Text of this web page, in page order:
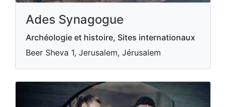
Ades Synagogue
Archéologie et histoire, Sites internationaux
Beer Sheva 1, Jerusalem, Jérusalem